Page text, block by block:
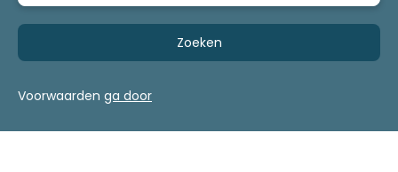
Zoeken
Voorwaarden ga door